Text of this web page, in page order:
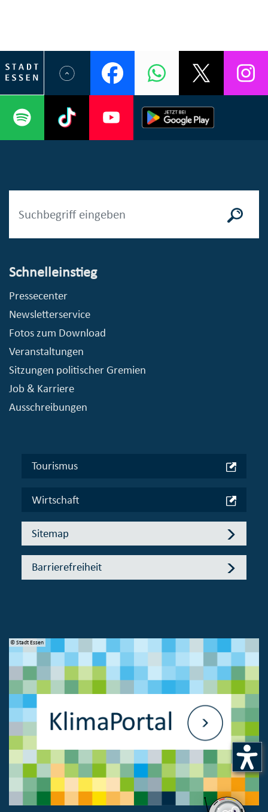
Schnelleinstieg
Pressecenter
Newsletterservice
Fotos zum Download
Veranstaltungen
Sitzungen politischer Gremien
Job & Karriere
Ausschreibungen
Tourismus
Wirtschaft
Sitemap
Barrierefreiheit
© Stadt Essen